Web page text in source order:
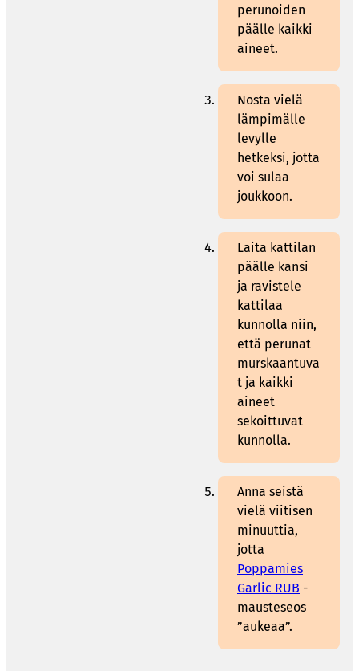
perunoiden
päälle kaikki
aineet.
Nosta vielä
lämpimälle
levylle
hetkeksi, jotta
voi sulaa
joukkoon.
Laita kattilan
päälle kansi
ja ravistele
kattilaa
kunnolla niin,
että perunat
murskaantuva
t ja kaikki
aineet
sekoittuvat
kunnolla.
Anna seistä
vielä viitisen
minuuttia,
jotta
Poppamies
Garlic RUB -
mausteseos
”aukeaa”.